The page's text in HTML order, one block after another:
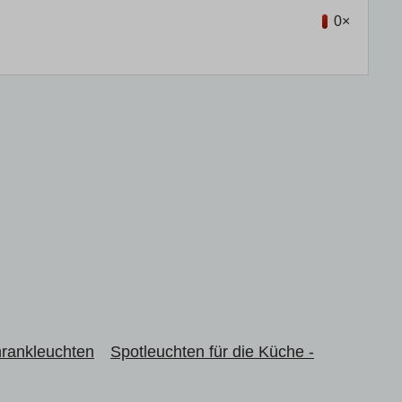
0×
Spotleuchten für die Küche -